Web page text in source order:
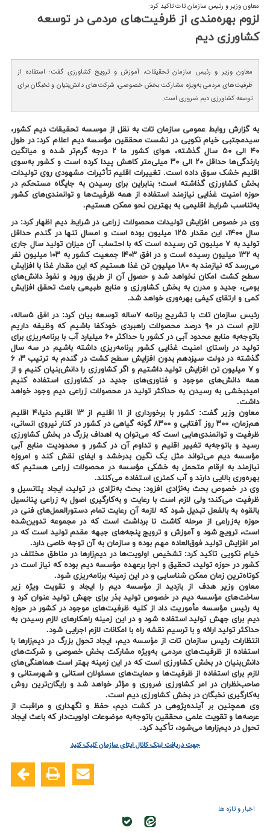
معاون وزیر و رئیس سازمان تات تاکید کرد:
لزوم بهره‌مندی از ظرفیت‌های مردمی در توسعه
كشاورزی دیم
معاون وزیر و رئیس سازمان تحقیقات، آموزش و ترویج کشاورزی گفت: استفاده از
ظرفیت‌های مردمی به‌ویژه مشارکت بخش خصوصی، شرکت‌های دانش‌بنیان و نخبگان برای
توسعه کشاورزی دیم ضروری است.
به گزارش روابط عمومی سازمان تات به نقل از موسسه تحقیقات دیم کشور،
سیدمجتبی خیام نکویی در نشست محققین مؤسسه دیم اعلام کرد: در طول
۴۰ الی ۵۰ سال گذشته، هوای کشور ما ۲ درجه گرم‌تر شده و میانگین
بارندگی‌ها حداقل ۲۰ الی ۳۰ میلی‌متر کاهش پیدا کرده است و کشور به‌سوی
اقلیم خشک سوق داده است. تغییرات اقلیم تأثیرات مشهودی روی تولیدات
بخش کشاورزی گذاشته است؛ بنابراین برای رسیدن به جایگاه مستحکم در
حوزه امنیت غذایی نیازمند استفاده از همه ظرفیت‌ها و توانمندی‌های کشور
به‌تناسب شرایط اقلیمی به بهترین نحو ممکن هستیم.
وی در خصوص افزایش تولیدات محصولات زراعی در شرایط دیم اظهار کرد: در
سال ۱۴۰۰، این مقدار ۱۲۵ میلیون بوده است و امسال تنها در گندم حداقل
تولید به ۷ میلیون تن رسیده است که با احتساب آن میزان تولید سال جاری
به ۱۳۲ میلیون رسیده است و در افق ۱۴۰۳ جمعیت کشور به ۱۰۳ میلیون نفر
می‌رسد که نیازمند به ۱۸۰ میلیون تن غذا هستیم که این مقدار غذا با افزایش
سطح کشت امکان نخواهد شد و حصول آن از طریق ورود و نفوذ دانش‌های
بومی، جدید و مدرن به بخش کشاورزی و منابع طبیعی باعث تحقق افزایش
کمی و ارتقای کیفی بهره‌وری خواهد شد.
رئیس سازمان تات با تشریح برنامه ۷ساله توسعه بیان کرد: در افق ۵ساله،
لازم است در ۹۰ درصد محصولات راهبردی خودکفا باشیم که وظیفه داریم
باتوجه‌به منابع محدود آبی در کشور با حداکثر ۶۰ میلیارد آب با برنامه‌ریزی برای
تولید در راستای امنیت غذایی کشور برنامه‌ریزی داشته باشیم در سه سال
گذشته در دولت سیزدهم بدون افزایش سطح کشت در گندم به ترتیب ۳، ۶
و ۷ میلیون تن افزایش تولید داشتیم و اگر کشاورزی را دانش‌بنیان کنیم و از
همه دانش‌های موجود و فناوری‌های جدید در کشاورزی استفاده کنیم
امیدبخشی به رسیدن به حداکثر تولید در محصولات زراعی دیم وجود خواهد
داشت.
معاون وزیر گفت: کشور با برخورداری از ۱۱ اقلیم از ۱۳ اقلیم دنیا،۴ اقلیم
هم‌زمان، ۳۰۰ روز آفتابی و ۸۳۰۰ گونه گیاهی در کشور در کنار نیروی انسانی،
ظرفیت و توانمندی‌هایی است که می‌توان به اهداف بزرگ در بخش کشاورزی
رسید و باتوجه‌به تغییر اقلیم و تداوم آن در کشور و محدودیت منابع آبی
مؤسسه دیم می‌تواند مثل یک نگین بدرخشد و ایفای نقش کند و امروزه
نیازمند به ارقام متحمل به خشکی مؤسسه در محصولات زراعی هستیم که
بهره‌وری بالایی دارند و آب کمتری استفاده می‌کنند.
وی در خصوص بحث به‌نژادی افزود: بحث به‌نژادی در تولید، ایجاد پتانسیل و
ظرفیت می‌کند؛ ولی لازم است با رعایت و به‌کارگیری اصول به زراعی پتانسیل
بالقوه به بالفعل تبدیل شود که لازمه آن رعایت تمام دستورالعمل‌های فنی در
حوزه به‌زراعی از مرحله کاشت تا برداشت است که در مجموعه تدوین‌شده
است، ترویج شود و آموزش و ترویج پنجه‌های جبهه مقدم تولید است که در
امر افزایش تولید فوق‌العاده مهم بوده و سازمان به آن توجه خاصی دارد.
خیام نکویی تاکید کرد: تشخیص اولویت‌ها در دیم‌زارها در مناطق مختلف در
کشور در حوزه تولید، تحقیق و اجرا برعهده مؤسسه دیم بوده که نیاز است در
کوتاه‌ترین زمان ممکن شناسایی و در این زمینه برنامه‌ریزی شود.
معاون وزیر هدف از بازدید از مؤسسه دیم را ایجاد و تقویت ویژه زیر
ساخت‌های مؤسسه دیم در خصوص تولید بذر برای جهش تولید عنوان کرد و
به رئیس مؤسسه مأموریت داد از کلیه ظرفیت‌های موجود در کشور در حوزه
دیم برای جهش تولید استفاده شود و در این زمینه راهکارهای لازم رسیدن به
حداکثر تولید ارائه و با ترسیم نقشه راه با امکانات لازم اجرایی شود.
انتظارات رئیس سازمان تات از مؤسسه دیم، ایجاد تحول بزرگ در دیم‌زارها با
استفاده از ظرفیت‌های مردمی به‌ویژه مشارکت بخش خصوصی و شرکت‌های
دانش‌بنیان در بخش کشاورزی است که در این زمینه بهتر است هماهنگی‌های
لازم برای استفاده از ظرفیت‌ها و حمایت‌های مسئولان استانی و شهرستانی و
صاحب‌نظران در امر کشاورزی ضروری و مؤثر خواهد شد و رایگان‌ترین روش
به‌کارگیری نخبگان در بخش کشاورزی دیم است.
وی همچنین بر آینده‌پژوهی در کشت دیم، حفظ و نگهداری و مراقبت از
عرصه‌ها و تقویت علمی محققین باتوجه‌به موضوعات اولویت‌دار که باعث ایجاد
تحول در دیم‌زارها می‌شود، تأکید کرد.
جهت دریافت لینک کانال ایتای سازمان کلیک کنید
اخبار و تازه ها